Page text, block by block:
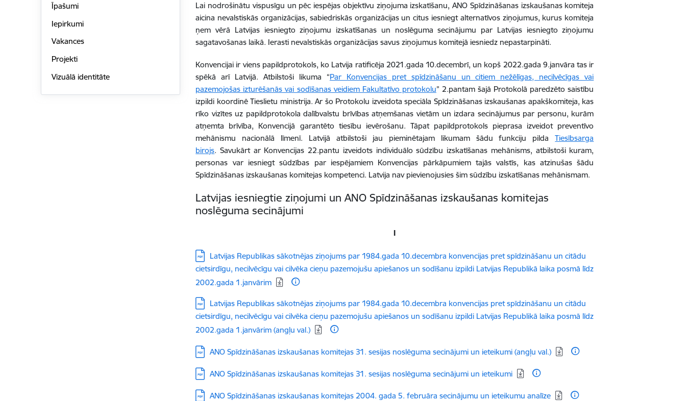
Īpašumi
Iepirkumi
Vakances
Projekti
Vizuālā identitāte
Lai nodrošinātu vispusīgu un pēc iespējas objektīvu ziņojuma izskatīšanu, ANO Spīdzināšanas izskaušanas komiteja
aicina nevalstiskās organizācijas, sabiedriskās organizācijas un citus iesniegt alternatīvos ziņojumus, kurus komiteja
ņem vērā Latvijas iesniegto ziņojumu izskatīšanas un noslēguma secinājumu par Latvijas iesniegto ziņojumu
sagatavošanas laikā. Ierasti nevalstiskās organizācijas savus ziņojumus komitejā iesniedz nepastarpināti.
Konvencijai ir viens papildprotokols, ko Latvija ratificēja 2021.gada 10.decembrī, un kopš 2022.gada 9.janvāra tas ir
spēkā arī Latvijā. Atbilstoši likuma “Par Konvencijas pret spīdzināšanu un citiem nežēlīgas, necilvēcīgas vai
pazemojošas izturēšanās vai sodīšanas veidiem Fakultatīvo protokolu” 2.pantam šajā Protokolā paredzēto saistību
izpildi koordinē Tieslietu ministrija. Ar šo Protokolu izveidota speciāla Spīdzināšanas izskaušanas apakškomiteja, kas
rīko vizītes uz papildprotokola dalībvalstu brīvības atņemšanas vietām un izdara secinājumus par personu, kurām
atņemta brīvība, Konvencijā garantēto tiesību ievērošanu. Tāpat papildprotokols pieprasa izveidot preventīvo
mehānismu nacionālā līmenī. Latvijā atbilstoši jau pieminētajam likumam šādu funkciju pildaTiesībsarga
birojs. Savukārt ar Konvencijas 22.pantu izveidots individuālo sūdzību izskatīšanas mehānisms, atbilstoši kuram,
personas var iesniegt sūdzības par iespējamiem Konvencijas pārkāpumiem tajās valstīs, kas atzinušas šādu
Spīdzināšanas izskaušanas komitejas kompetenci. Latvija nav pievienojusies šim sūdzību izskatīšanas mehānismam.
Latvijas iesniegtie ziņojumi un ANO Spīdzināšanas izskaušanas komitejas
noslēguma secinājumi
I
Lejupielādēt:
Latvijas Republikas sākotnējas ziņojums par 1984.gada 10.decembra konvencijas pret spīdzināšanu un citādu
cietsirdīgu, necilvēcīgu vai cilvēka cieņu pazemojušu apiešanos un sodīšanu izpildi Latvijas Republikā laika posmā līdz
2002.gada 1.janvārim
Lejupielādēt:
Latvijas Republikas sākotnējas ziņojums par 1984.gada 10.decembra konvencijas pret spīdzināšanu un citādu
cietsirdīgu, necilvēcīgu vai cilvēka cieņu pazemojušu apiešanos un sodīšanu izpildi Latvijas Republikā laika posmā līdz
2002.gada 1.janvārim (angļu val.)
Lejupielādēt:
ANO Spīdzināšanas izskaušanas komitejas 31. sesijas noslēguma secinājumi un ieteikumi (angļu val.)
Lejupielādēt:
ANO Spīdzināšanas izskaušanas komitejas 31. sesijas noslēguma secinājumi un ieteikumi
Lejupielādēt:
ANO Spīdzināšanas izskaušanas komitejas 2004. gada 5. februāra secinājumu un ieteikumu analīze